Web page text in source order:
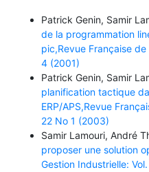
Patrick Genin, Samir
de la programmation
pic,Revue Française
4 (2001)
Patrick Genin, Samir
planification tactique
ERP/APS,Revue
22 No 1 (2003)
Samir Lamouri, André
proposer une solution
Gestion Industrielle: